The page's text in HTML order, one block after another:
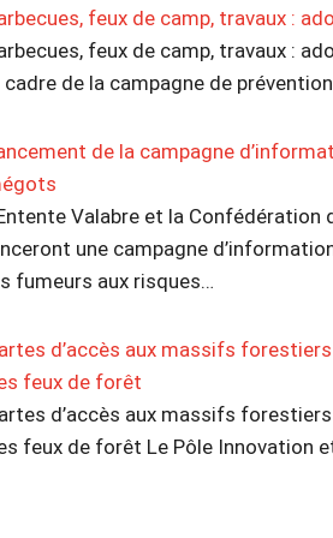
feux de camp, travaux :
feux de camp, travaux :
cadre de la campagne de
de la campagne
Valabre et la Confédération
une campagne
fumeurs aux risques…
d’accès aux massifs
feux de forêt
d’accès aux massifs
feux de forêt Le Pôle Innovation